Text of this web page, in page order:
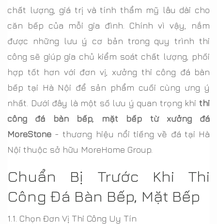
chất lượng, giá trị và tính thẩm mỹ lâu dài cho
căn bếp của mỗi gia đình. Chính vì vậy, nắm
được những lưu ý cơ bản trong quy trình thi
công sẽ giúp gia chủ kiểm soát chất lượng, phối
hợp tốt hơn với đơn vị, xưởng thi công đá bàn
bếp tại Hà Nội để sản phẩm cuối cùng ưng ý
nhất. Dưới đây là một số lưu ý quan trọng khi thi
công đá bàn bếp, mặt bếp từ xưởng đá
MoreStone - thương hiệu nổi tiếng về đá tại Hà
Nội thuộc sở hữu MoreHome Group.
Chuẩn Bị Trước Khi Thi
Công Đá Bàn Bếp, Mặt Bếp
1.1. Chọn Đơn Vị Thi Công Uy Tín